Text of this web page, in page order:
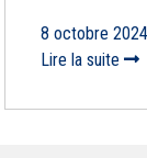
8 octobre 2024
Lire la suite